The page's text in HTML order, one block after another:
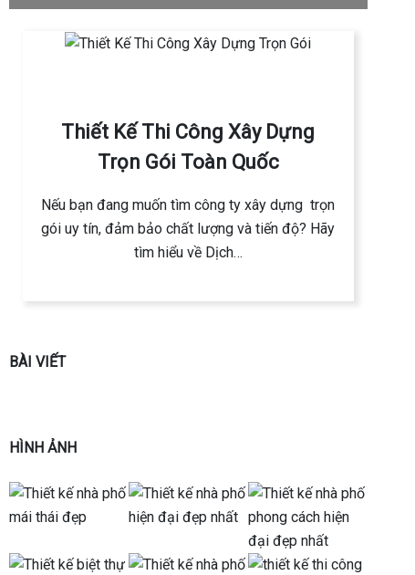
Thiết Kế Thi Công Xây Dựng
Trọn Gói Toàn Quốc
Nếu bạn đang muốn tìm công ty xây dựng trọn
gói uy tín, đảm bảo chất lượng và tiến độ? Hãy
tìm hiểu về Dịch…
BÀI VIẾT
HÌNH ẢNH